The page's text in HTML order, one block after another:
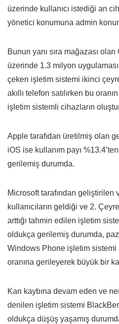
üzerinde kullanıcı istediği an
yönetici konumuna admin
Bunun yanı sıra mağazası
üzerinde 1.3 milyon
çeken işletim sistemi ikinci
akıllı telefon satılırken bu
işletim sistemli cihazların
Apple tarafıdan üretilmiş olan
iOS ise kullanım payı
gerilemiş durumda.
Microsoft tarafından geliştirilen
kullanıcıların geldiği ve 2.
arttığı tahmin edilen işletim
oldukça gerilemiş durumda,
Windows Phone işletim
oranına gerileyerek büyük bir
Kan kaybına devam eden ve
denilen işletim sistemi
oldukça düşüş yaşamış